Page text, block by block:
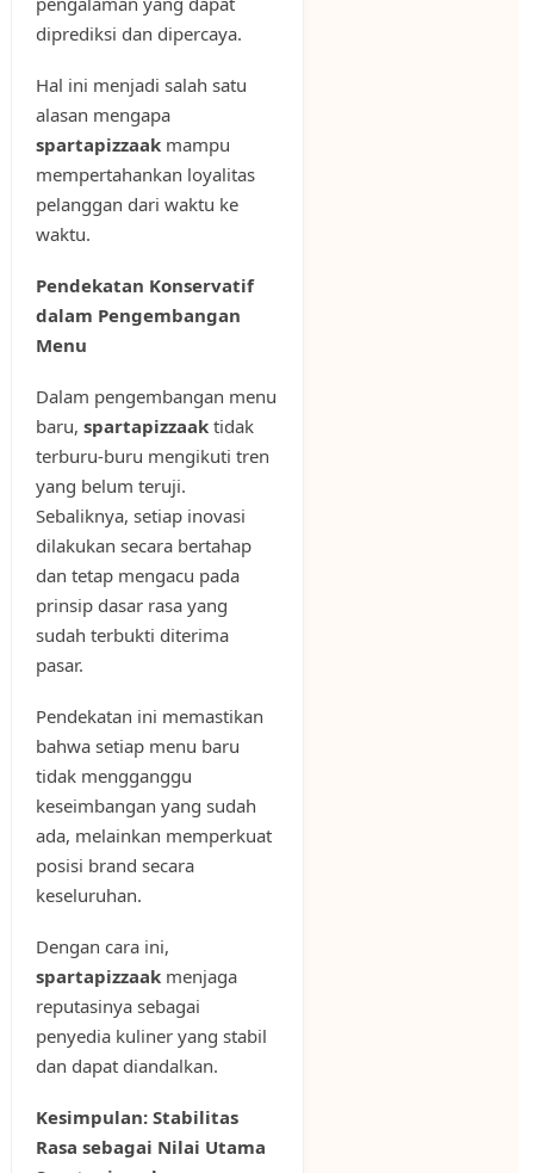
diprediksi dan dipercaya.
Hal ini menjadi salah satu
alasan mengapa
spartapizzaakmampu
mempertahankan loyalitas
pelanggan dari waktu ke
waktu.
Pendekatan Konservatif
dalam Pengembangan
Menu
Dalam pengembangan menu
baru, spartapizzaaktidak
terburu-buru mengikuti tren
yang belum teruji.
Sebaliknya, setiap inovasi
dilakukan secara bertahap
dan tetap mengacu pada
prinsip dasar rasa yang
sudah terbukti diterima
pasar.
Pendekatan ini memastikan
bahwa setiap menu baru
tidak mengganggu
keseimbangan yang sudah
ada, melainkan memperkuat
posisi brand secara
keseluruhan.
Dengan cara ini,
spartapizzaakmenjaga
reputasinya sebagai
penyedia kuliner yang stabil
dan dapat diandalkan.
Kesimpulan: Stabilitas
Rasa sebagai Nilai Utama